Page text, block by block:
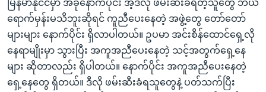
မြန်မာနိုင်ငံမှာ အခုနောက်ပိုင်း အဲ့ဒီလို ဖမ်းဆီးခံရတဲ့သူတွေ ဘယ်
ရောက်မှန်းမသိဘူးဆိုရင် ကူညီပေးနေတဲ့ အဖွဲ့တွေ တော်တော်
များများ နောက်ပိုင်း ရှိလာပါတယ်။ ဥပမာ အင်းစိန်ထောင်ရှေ့လို
နေရာမျိုးမှာ သွားပြီး အကူအညီပေးနေတဲ့ သင့်အတွက်ရှေ့နေ
များ ဆိုတာလည်း ရှိပါတယ်။ နောက်ပိုင်း အကူအညီပေးနေတဲ့
ရှေ့နေတွေ ရှိတယ်။ ဒီလို ဖမ်းဆီးခံရသူတွေနဲ့ ပတ်သက်ပြီး